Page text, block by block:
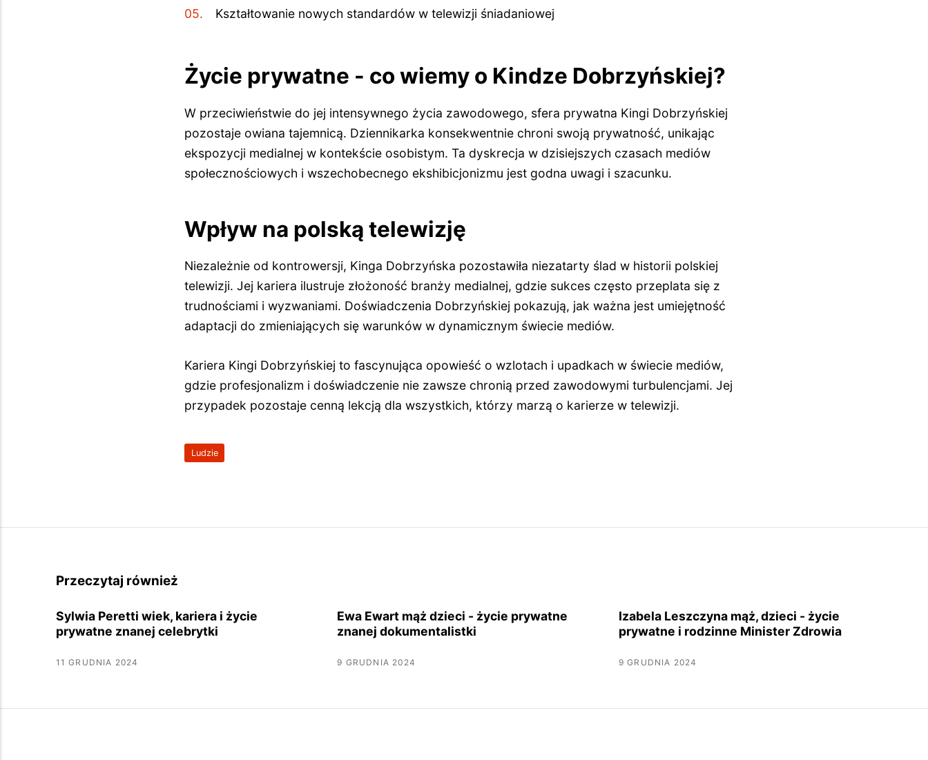
Kształtowanie nowych standardów w telewizji śniadaniowej
Życie prywatne - co wiemy o Kindze Dobrzyńskiej?
W przeciwieństwie do jej intensywnego życia zawodowego, sfera prywatna Kingi Dobrzyńskiej
pozostaje owiana tajemnicą. Dziennikarka konsekwentnie chroni swoją prywatność, unikając
ekspozycji medialnej w kontekście osobistym. Ta dyskrecja w dzisiejszych czasach mediów
społecznościowych i wszechobecnego ekshibicjonizmu jest godna uwagi i szacunku.
Wpływ na polską telewizję
Niezależnie od kontrowersji, Kinga Dobrzyńska pozostawiła niezatarty ślad w historii polskiej
telewizji. Jej kariera ilustruje złożoność branży medialnej, gdzie sukces często przeplata się z
trudnościami i wyzwaniami. Doświadczenia Dobrzyńskiej pokazują, jak ważna jest umiejętność
adaptacji do zmieniających się warunków w dynamicznym świecie mediów.
Kariera Kingi Dobrzyńskiej to fascynująca opowieść o wzlotach i upadkach w świecie mediów,
gdzie profesjonalizm i doświadczenie nie zawsze chronią przed zawodowymi turbulencjami. Jej
przypadek pozostaje cenną lekcją dla wszystkich, którzy marzą o karierze w telewizji.
Ludzie
Przeczytaj również
Sylwia Peretti wiek, kariera i życie
prywatne znanej celebrytki
11 GRUDNIA 2024
Ewa Ewart mąż dzieci - życie prywatne
znanej dokumentalistki
9 GRUDNIA 2024
Izabela Leszczyna mąż, dzieci - życie
prywatne i rodzinne Minister Zdrowia
9 GRUDNIA 2024